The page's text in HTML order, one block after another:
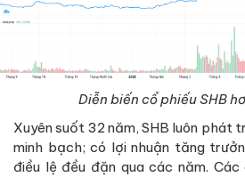
Diễn biến cổ phiếu SHB
Xuyên suốt 32 năm, SHB luôn phát
minh bạch; có lợi nhuận tăng
điều lệ đều đặn qua các năm.